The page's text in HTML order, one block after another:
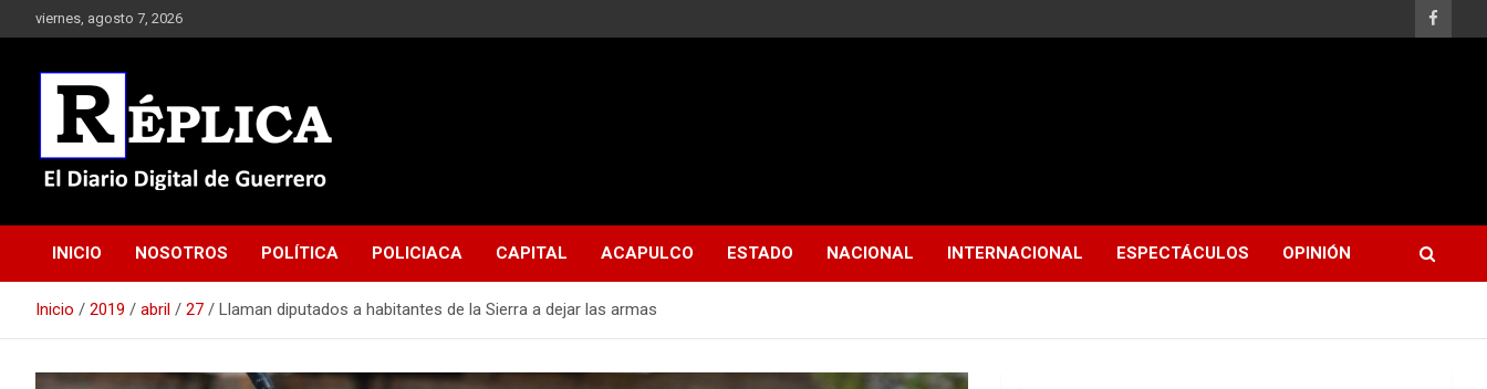
al
viernes, agosto 7, 2026
Réplica
INICIO NOSOTROS POLÍTICA POLICIACA CAPITAL ACAPULCO ESTADO NACIONAL INTERNACIONAL ESPECTÁCULOS OPINIÓN
Inicio 2019 abril 27 Llaman diputados a habitantes de la Sierra a dejar las armas